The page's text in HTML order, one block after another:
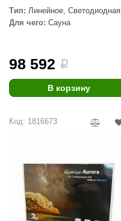
Тип: Линейное, Светодиодная
Для чего: Сауна
98 592 i
В корзину
Код: 1816673